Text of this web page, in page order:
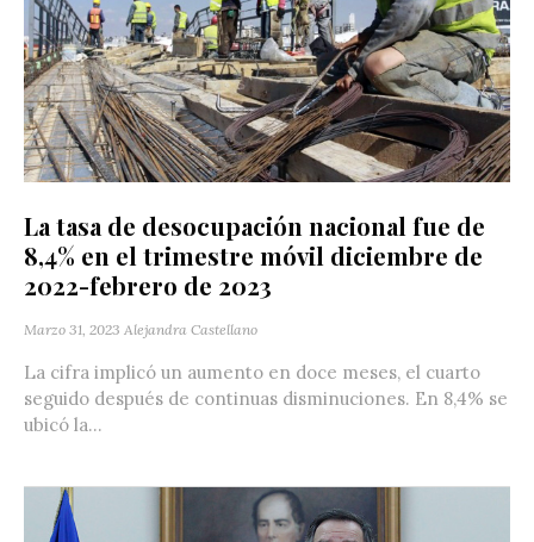
La tasa de desocupación nacional fue de
8,4% en el trimestre móvil diciembre de
2022-febrero de 2023
Marzo 31, 2023 Alejandra Castellano
La cifra implicó un aumento en doce meses, el cuarto
seguido después de continuas disminuciones. En 8,4% se
ubicó la...